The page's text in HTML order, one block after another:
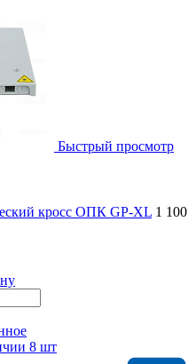
Быстрый просмотр
кросс ОПК GP-XL 1 100
8 шт